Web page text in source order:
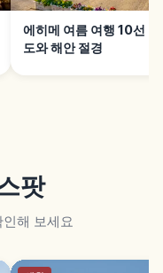
에히메 여름 여행 10선｜
도와 해안 절경
팟
해 보세요